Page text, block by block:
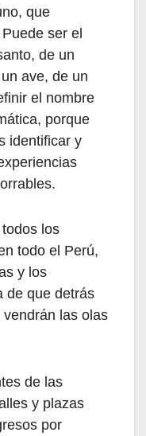
que
ser el
de un
ave, de un
el nombre
porque
identificar y
los
todo el Perú,
y los
de que detrás
las olas
de las
y plazas
por